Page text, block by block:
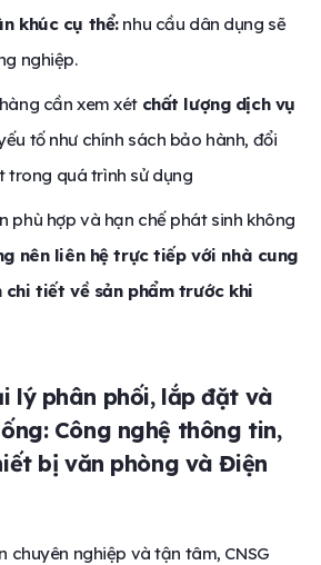
khúc cụ thể:nhu cầu dân dụng sẽ
nghiệp.
cần xem xét chất lượng dịch vụ
tố như chính sách bảo hành, đổi
trong quá trình sử dụng
phù hợp và hạn chế phát sinh không
nên liên hệ trực tiếp với nhà cung
chi tiết về sản phẩm trước khi
lý phân phối, lắp đặt và
Công nghệ thông tin,
bị văn phòng và Điện
chuyên nghiệp và tận tâm, CNSG